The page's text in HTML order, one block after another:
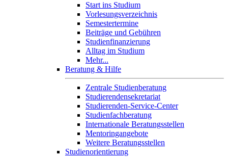
Start ins Studium
Vorlesungsverzeichnis
Semestertermine
Beiträge und Gebühren
Studienfinanzierung
Alltag im Studium
Mehr...
Beratung & Hilfe
Zentrale Studienberatung
Studierendensekretariat
Studierenden-Service-Center
Studienfachberatung
Internationale Beratungsstellen
Mentoringangebote
Weitere Beratungsstellen
Studienorientierung